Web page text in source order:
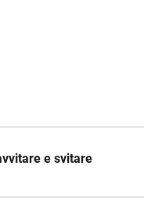
e svitare